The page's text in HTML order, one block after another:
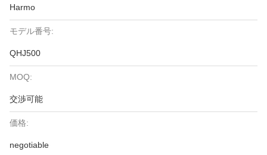
Harmo
モデル番号:
QHJ500
MOQ:
交渉可能
価格:
negotiable